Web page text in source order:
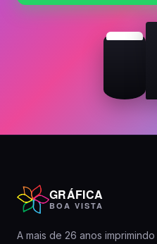
GRÁFICA
BOA VISTA
A mais de 26 anos